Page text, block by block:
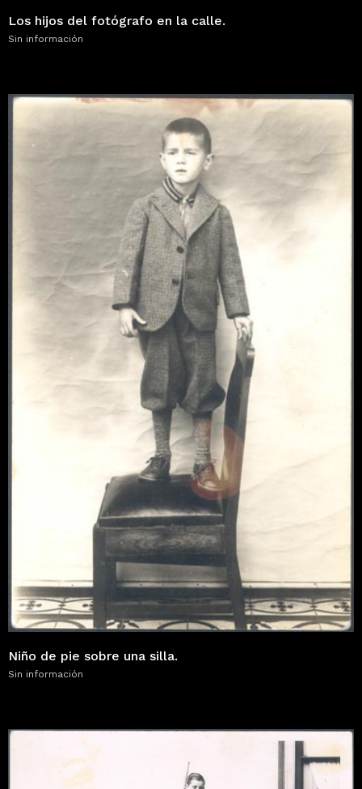
Los hijos del fotógrafo en la calle.
Sin información
Niño de pie sobre una silla.
Sin información